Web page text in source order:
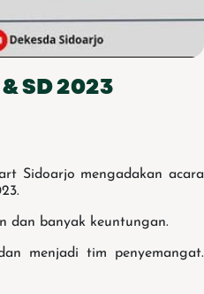
SD 2023
Sidoarjo mengadakan acara
dan banyak keuntungan.
menjadi tim penyemangat.